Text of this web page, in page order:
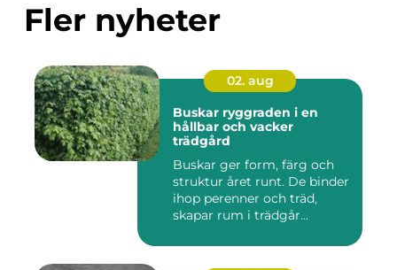
Fler nyheter
02. aug
Buskar ryggraden i en
hållbar och vacker
trädgård
Buskar ger form, färg och
struktur året runt. De binder
ihop perenner och träd,
skapar rum i trädgår...